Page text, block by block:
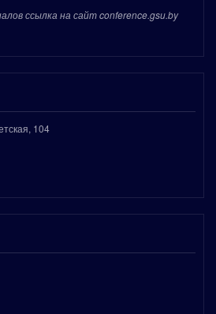
ссылка на сайт conference.gsu.by
104